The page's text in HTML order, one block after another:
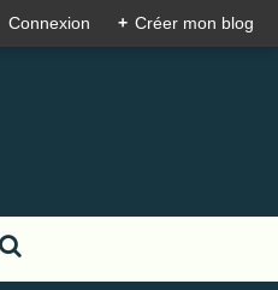
Connexion + Créer mon blog